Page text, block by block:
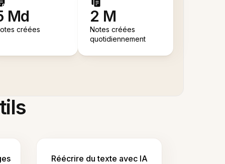
Md
créées
2 M
Notes créées
quotidiennement
Réécrire du texte avec IA